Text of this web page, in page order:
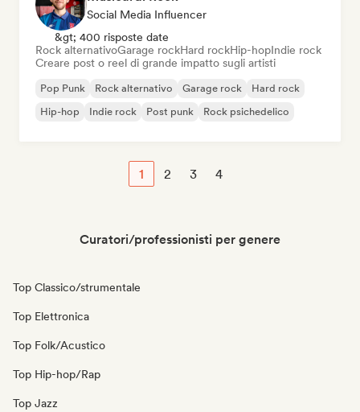
Social Media Influencer
&gt; 400 risposte date
Rock alternativoGarage rockHard rockHip-hopIndie rock
Creare post o reel di grande impatto sugli artisti
Pop Punk Rock alternativo Garage rock
Hard rock
Hip-hop
Indie rock Post punk Rock psichedelico
1 2 3 4
Curatori/professionisti per genere
Top Classico/strumentale
Top Elettronica
Top Folk/Acustico
Top Hip-hop/Rap
Top Jazz